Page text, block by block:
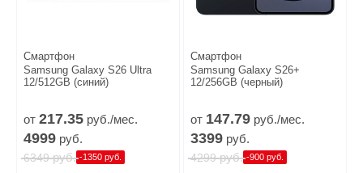
Смартфон
Samsung Galaxy S26 Ultra
12/512GB (синий)
от 217.35 руб./мес.
4999 руб.
6349руб. -1350 руб.
Смартфон
Samsung Galaxy S26+
12/256GB (черный)
от 147.79 руб./мес.
3399 руб.
4299руб. -900 руб.